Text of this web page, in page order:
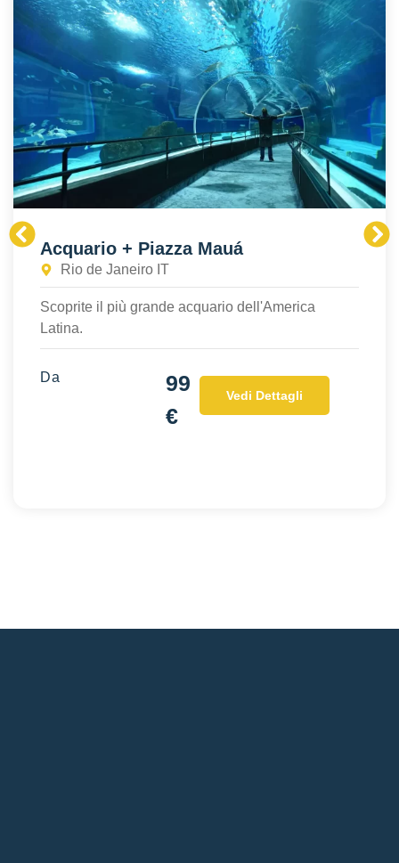
Acquario + Piazza Mauá
Rio de Janeiro IT
Scoprite il più grande acquario dell'America
Latina.
Da
99
€
Vedi Dettagli